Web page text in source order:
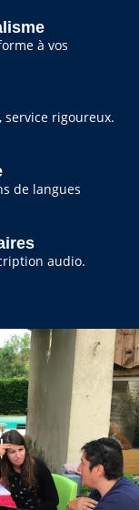
à vos
rigoureux.
de langues
audio.